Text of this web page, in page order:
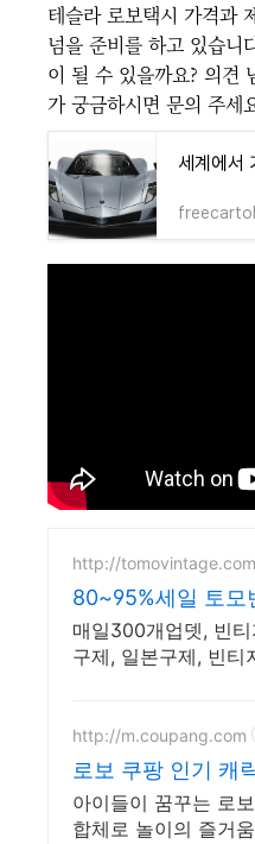
테슬라 로보택시 가격과
넘을 준비를 하고 있습니
이 될 수 있을까요? 의견
가 궁금하시면 문의 주세
http://
80~95%세일 토모
다양한브랜드보유
매일300개업뎃, 빈티
구제, 일본구제, 빈티
http://m.coupang.com
로보 쿠팡 인기 캐
봇 다 모였다
아이들이 꿈꾸는 로
합체로 놀이의 즐거